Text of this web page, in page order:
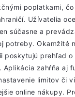
poplatkami,
Užívatelia
súčasne a
potreby. Okamžité
poskytujú prehľad
Aplikácia zahŕňa aj
limitov či
online nákupy.